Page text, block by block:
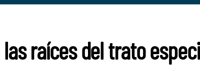
raíces del trato